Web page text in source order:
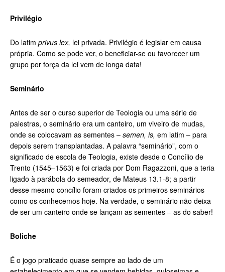
Privilégio
Do latim privus lex, lei privada. Privilégio é legislar em causa
própria. Como se pode ver, o beneficiar-se ou favorecer um
grupo por força da lei vem de longa data!
Seminário
Antes de ser o curso superior de Teologia ou uma série de
palestras, o seminário era um canteiro, um viveiro de mudas,
onde se colocavam as sementes – semen, is, em latim – para
depois serem transplantadas. A palavra “seminário”, com o
significado de escola de Teologia, existe desde o Concílio de
Trento (1545–1563) e foi criada por Dom Ragazzoni, que a teria
ligado à parábola do semeador, de Mateus 13.1-8; a partir
desse mesmo concílio foram criados os primeiros seminários
como os conhecemos hoje. Na verdade, o seminário não deixa
de ser um canteiro onde se lançam as sementes – as do saber!
Boliche
É o jogo praticado quase sempre ao lado de um